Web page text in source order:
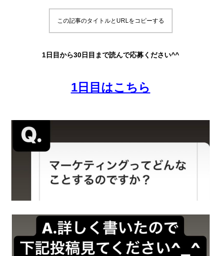
この記事のタイトルとURLをコピーする
1日目から30日目まで読んで応募ください^^
1日目はこちら